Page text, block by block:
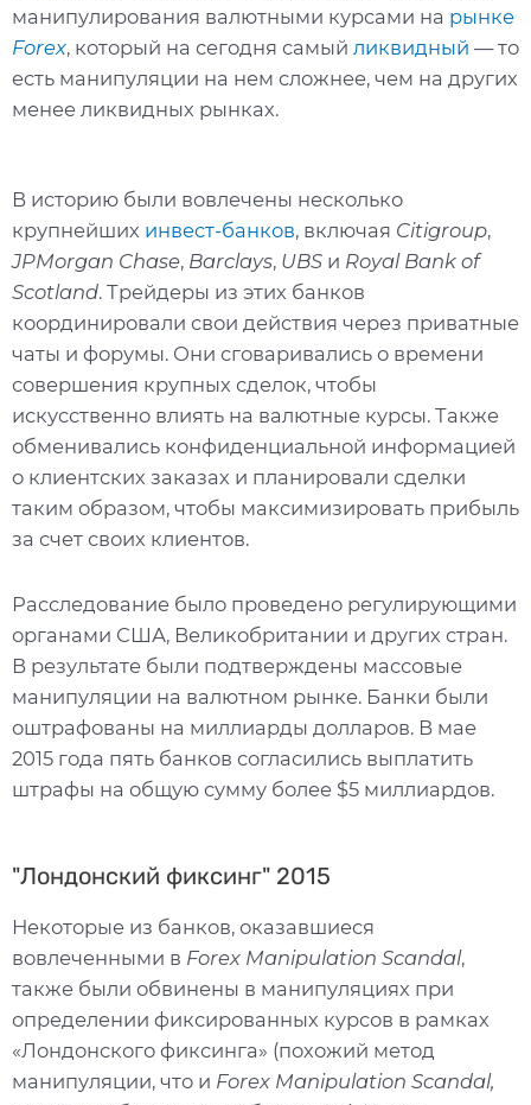
манипулирования валютными курсами на рынке
Forex, который на сегодня самый ликвидный — то
есть манипуляции на нем сложнее, чем на других
менее ликвидных рынках.
В историю были вовлечены несколько
крупнейших инвест-банков, включая Citigroup,
JPMorgan Chase, Barclays, UBS и Royal Bank of
Scotland. Трейдеры из этих банков
координировали свои действия через приватные
чаты и форумы. Они сговаривались о времени
совершения крупных сделок, чтобы
искусственно влиять на валютные курсы. Также
обменивались конфиденциальной информацией
о клиентских заказах и планировали сделки
таким образом, чтобы максимизировать прибыль
за счет своих клиентов.
Расследование было проведено регулирующими
органами США, Великобритании и других стран.
В результате были подтверждены массовые
манипуляции на валютном рынке. Банки были
оштрафованы на миллиарды долларов. В мае
2015 года пять банков согласились выплатить
штрафы на общую сумму более $5 миллиардов.
"Лондонский фиксинг" 2015
Некоторые из банков, оказавшиеся
вовлеченными в Forex Manipulation Scandal,
также были обвинены в манипуляциях при
определении фиксированных курсов в рамках
«Лондонского фиксинга» (похожий метод
манипуляции, что и Forex Manipulation Scandal,